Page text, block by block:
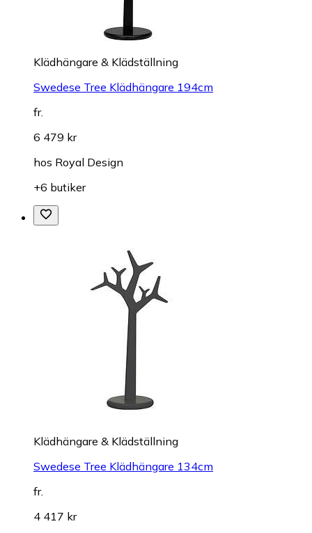
Klädhängare & Klädställning
Swedese Tree Klädhängare 194cm
fr.
6 479 kr
hos Royal Design
+6 butiker
Klädhängare & Klädställning
Swedese Tree Klädhängare 134cm
fr.
4 417 kr